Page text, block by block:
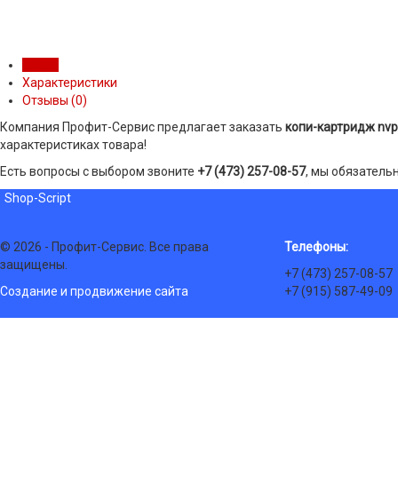
Характеристики
Отзывы (0)
Компания Профит-Сервис предлагает заказать копи-картридж
характеристиках товара!
Есть вопросы с выбором звоните +7 (473) 257-08-57, мы
Shop-Script
© 2026 - Профит-Сервис. Все права
защищены.
Создание и продвижение сайта
Телефоны:
+7 (473) 257-08-57
+7 (915) 587-49-09